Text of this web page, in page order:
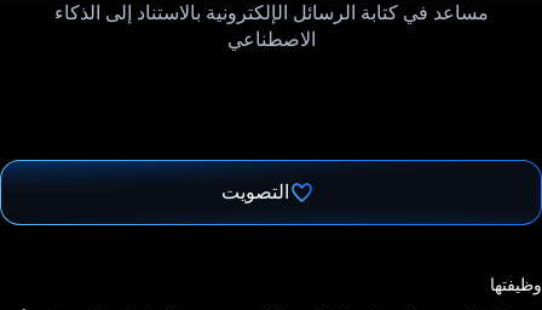
مساعد في كتابة الرسائل الإلكترونية بالاستناد إلى الذكاء
الاصطناعي
التصويت
وظيفتها